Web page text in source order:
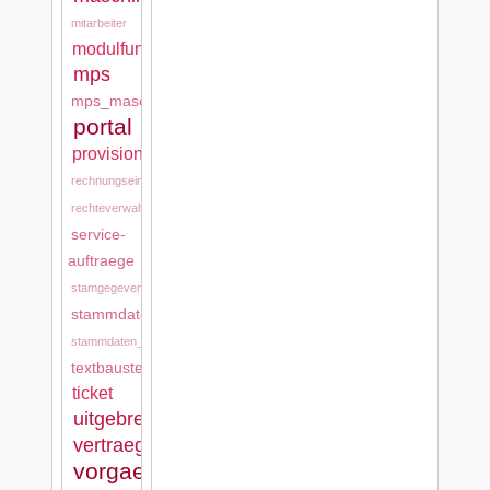
mitarbeiter
modulfunktionen
mps
mps_maschinen
portal
provision
rechnungseingang
rechteverwaltung
service-
auftraege
stamgegevens
stammdaten
stammdaten_tkd
textbausteine
ticket
uitgebreide_stamgegevens
vertraege
vorgaenge